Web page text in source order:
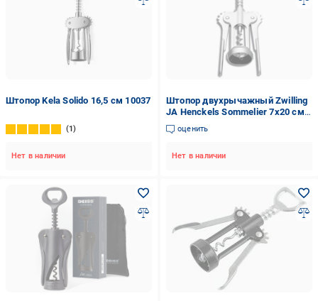
Штопор Kela Solido 16,5 см 10037
1
Нет в наличии
Штопор двухрычажный Zwilling
JA Henckels Sommelier 7х20 см
Никель (2538641)
оценить
Нет в наличии